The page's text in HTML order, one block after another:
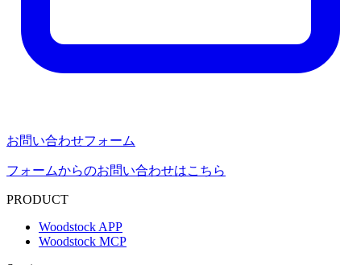
お問い合わせフォーム
フォームからのお問い合わせはこちら
PRODUCT
Woodstock APP
Woodstock MCP